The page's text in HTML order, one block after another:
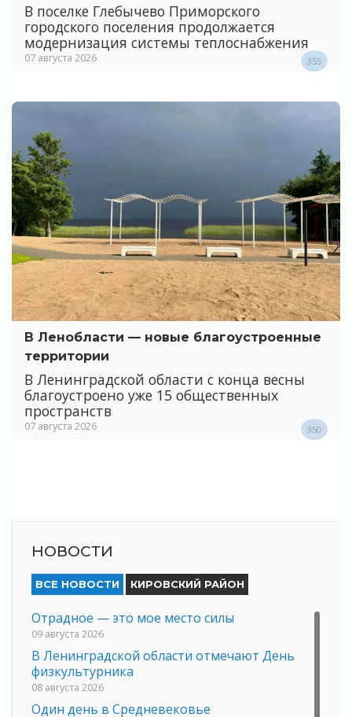
В поселке Глебычево Приморского
городского поселения продолжается
модернизация системы теплоснабжения
07 августа 2026 355
В Ленобласти — новые благоустроенные
территории
В Ленинградской области с конца весны
благоустроено уже 15 общественных
пространств
07 августа 2026 350
НОВОСТИ
ВСЕ НОВОСТИ КИРОВСКИЙ РАЙОН
Отрадное — это мое место силы
09 августа 2026
В Ленинградской области отмечают День
физкультурника
08 августа 2026
Один день в Средневековье